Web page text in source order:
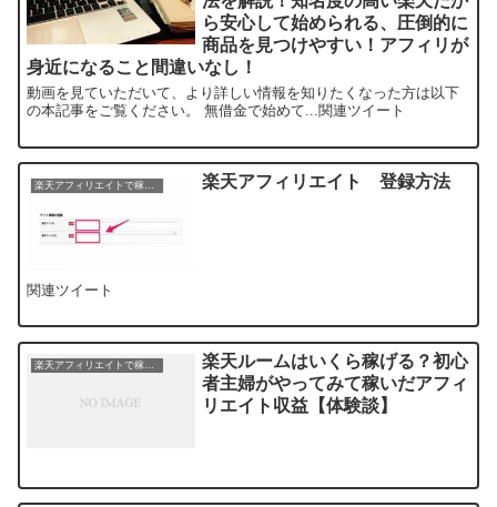
ら安心して始められる、圧倒的に
商品を見つけやすい！アフィリが
身近になること間違いなし！
動画を見ていただいて、より詳しい情報を知りたくなった方は以下
の本記事をご覧ください。 無借金で始めて...関連ツイート
楽天アフィリエイト 登録方法
関連ツイート
楽天ルームはいくら稼げる？初心
者主婦がやってみて稼いだアフィ
リエイト収益【体験談】